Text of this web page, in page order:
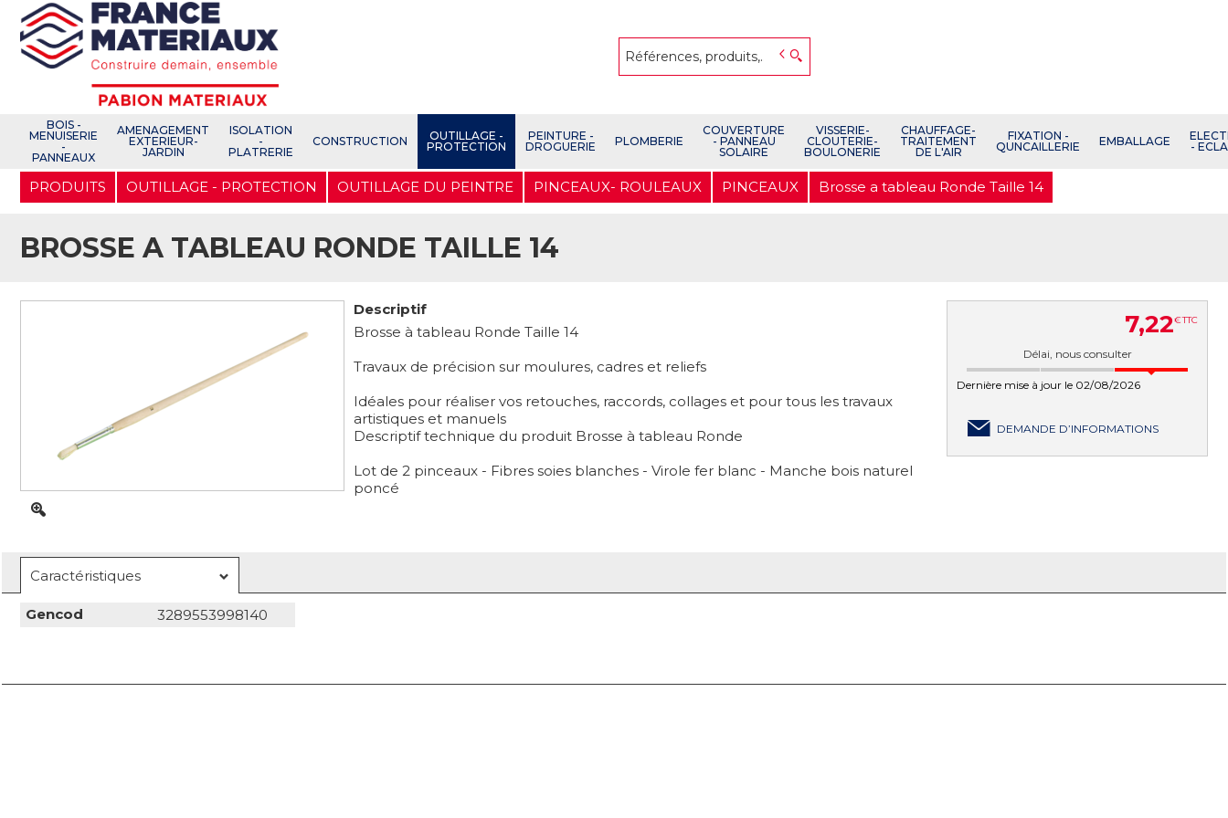
Aller
contenu
BOIS -
MENUISERIE
-
PANNEAUX
AMENAGEMENT
EXTERIEUR-
JARDIN
ISOLATION
-
PLATRERIE
CONSTRUCTION
OUTILLAGE -
PROTECTION
PEINTURE -
DROGUERIE
PLOMBERIE
COUVERTURE
- PANNEAU
SOLAIRE
VISSERIE-
CLOUTERIE-
BOULONERIE
CHAUFFAGE-
TRAITEMENT
DE L'AIR
FIXATION -
QUNCAILLERIE
EMBALLAGE
-
PRODUITS OUTILLAGE - PROTECTION OUTILLAGE DU PEINTRE PINCEAUX- ROULEAUX PINCEAUX Brosse a tableau Ronde Taille 14
BROSSE A TABLEAU RONDE TAILLE 14
Descriptif
Brosse à tableau Ronde Taille 14
Travaux de précision sur moulures, cadres et reliefs
Idéales pour réaliser vos retouches, raccords, collages et pour tous les travaux
artistiques et manuels
Descriptif technique du produit Brosse à tableau Ronde
Lot de 2 pinceaux - Fibres soies blanches - Virole fer blanc - Manche bois naturel
poncé
7,22€TTC
Délai, nous consulter
Dernière mise à jour le 02/08/2026
DEMANDE D’INFORMATIONS
Caractéristiques
Gencod 3289553998140